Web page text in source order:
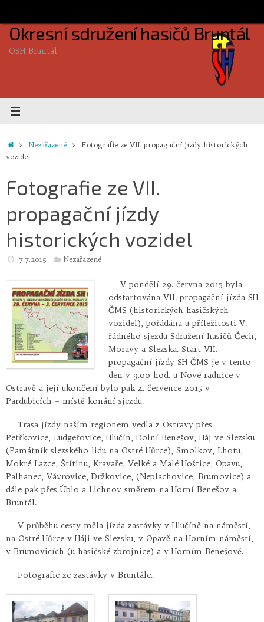
content
Okresní sdružení hasičů Bruntál
OSH Bruntál
HomeNezařazené
Fotografie ze VII. propagační jízdy historických
vozidel
Fotografie ze VII.
propagační jízdy
historických vozidel
7.7.2015 Nezařazené
V pondělí 29. června 2015 byla
odstartována VII. propagační jízda SH
ČMS (historických hasičských
vozidel), pořádána u příležitosti V.
řádného sjezdu Sdružení hasičů Čech,
Moravy a Slezska. Start VII.
propagační jízdy SH ČMS je v tento
den v 9.00 hod. u Nové radnice v
Ostravě a její ukončení bylo pak 4. července 2015 v
Pardubicích – místě konání sjezdu.
Trasa jízdy naším regionem vedla z Ostravy přes
Petřkovice, Ludgeřovice, Hlučín, Dolní Benešov, Háj ve Slezsku
(Památník slezského lidu na Ostré Hůrce), Smolkov, Lhotu,
Mokré Lazce, Štítinu, Kravaře, Velké a Malé Hoštice, Opavu,
Palhanec, Vávrovice, Držkovice, (Neplachovice, Brumovice) a
dále pak přes Úblo a Lichnov směrem na Horní Benešov a
Bruntál.
V průběhu cesty měla jízda zastávky v Hlučíně na náměstí,
na Ostré Hůrce v Háji ve Slezsku, v Opavě na Horním náměstí,
v Brumovicích (u hasičské zbrojnice) a v Horním Benešově.
Fotografie ze zastávky v Bruntále.